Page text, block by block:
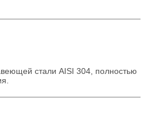
стали AISI 304, полностью